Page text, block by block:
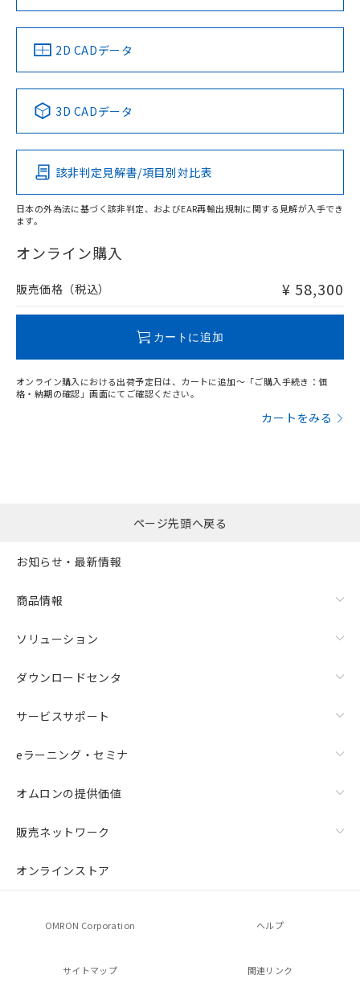
中国 RoHS 注意事項・凡例
Pb Hg Cd Cr(VI)
O
在庫等で未対応品が混在する可能性があります。
問い合わせください。
LR型式承認
（イギリス
船舶規格）
DNV型式承認
（ノルウェー
BV型式承認
（フランス
KR型式
（韓国
Yes No No No
この製品の規格認証/適合状況ページへ
その他の認証はこちらのページからご検索ください
2D CADデータ
3D CADデータ
該非判定見解書/項目別対比表
日本の外為法に基づく該非判定、およびEAR再輸出規制に関する見解が入手でき
ます。
オンライン購入
販売価格（税込） ¥ 58,300
カートに追加
オンライン購入における出荷予定日は、カートに追加～「ご購入手続き：価
格・納期の確認」画面にてご確認ください。
カートをみる
ページ先頭へ戻る
お知らせ・最新情報
商品情報
ソリューション
ダウンロードセンタ
サービスサポート
eラーニング・セミナ
オムロンの提供価値
販売ネットワーク
オンラインストア
OMRON Corporation ヘルプ
サイトマップ 関連リンク